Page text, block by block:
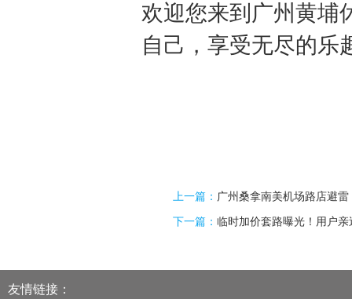
欢迎您来到广州黄埔
自己，享受无尽的乐
上一篇： 广州桑拿南美机场路店避
下一篇： 临时加价套路曝光！用户
友情链接：